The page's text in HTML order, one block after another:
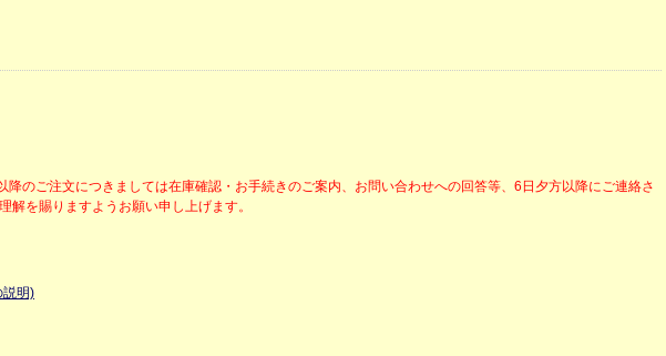
のご注文につきましては在庫確認・お手続きのご案内、お問い合わせへの回答等、6日夕方以降にご連絡さ
解を賜りますようお願い申し上げます。
説明)